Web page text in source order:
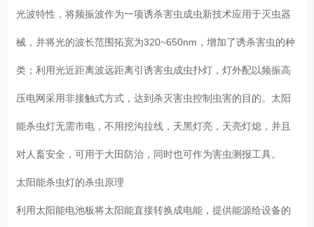
光波特性，将频振波作为一项诱杀害虫成虫新技术应用于灭虫器
械，并将光的波长范围拓宽为320~650nm，增加了诱杀害虫的种
类；利用光近距离波远距离引诱害虫成虫扑灯，灯外配以频振高
压电网采用非接触式方式，达到杀灭害虫控制虫害的目的。太阳
能杀虫灯无需市电，不用挖沟拉线，天黑灯亮，天亮灯熄，并且
对人畜安全，可用于大田防治，同时也可作为害虫测报工具。
太阳能杀虫灯的杀虫原理
利用太阳能电池板将太阳能直接转换成电能，提供能源给设备的